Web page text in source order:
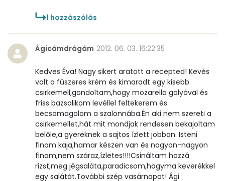
1 hozzászólás
Ágicámdrágám 2012. 06. 03. 16:22:35
Kedves Éva! Nagy sikert aratott a recepted! Kevés
volt a füszeres krém és kimaradt egy kisebb
csirkemell,gondoltam,hogy mozarella golyóval és
friss bazsalikom levéllel feltekerem és
becsomagolom a szalonnába.Én aki nem szereti a
csirkemellet,hát mit mondjak rendesen bekajoltam
belőle,a gyereknek a sajtos ízlett jobban. Isteni
finom kaja,hamar készen van és nagyon-nagyon
finom,nem száraz,ízletes!!!!Csináltam hozzá
rizst,meg jégsaláta,paradicsom,hagyma keverékkel
egy salátát.További szép vasárnapot! Ági